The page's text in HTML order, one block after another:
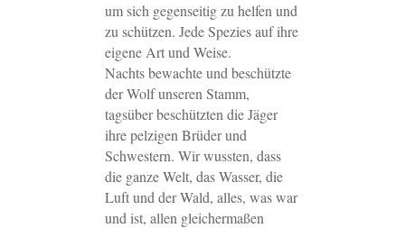
um sich gegenseitig zu helfen und
zu schützen. Jede Spezies auf ihre
eigene Art und Weise.
Nachts bewachte und beschützte
der Wolf unseren Stamm,
tagsüber beschützten die Jäger
ihre pelzigen Brüder und
Schwestern. Wir wussten, dass
die ganze Welt, das Wasser, die
Luft und der Wald, alles, was war
und ist, allen gleichermaßen